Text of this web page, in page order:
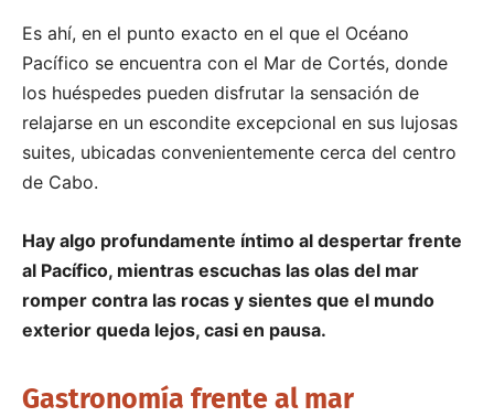
Es ahí, en el punto exacto en el que el Océano
Pacífico se encuentra con el Mar de Cortés, donde
los huéspedes pueden disfrutar la sensación de
relajarse en un escondite excepcional en sus lujosas
suites, ubicadas convenientemente cerca del centro
de Cabo.
Hay algo profundamente íntimo al despertar frente
al Pacífico, mientras escuchas las olas del mar
romper contra las rocas y sientes que el mundo
exterior queda lejos, casi en pausa.
Gastronomía frente al mar